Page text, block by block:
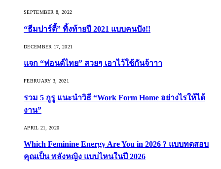
SEPTEMBER 8, 2022
“ธีมปาร์ตี้” ทิ้งท้ายปี 2021 แบบคนปัง!!
DECEMBER 17, 2021
แจก “ฟอนต์ไทย” สวยๆ เอาไว้ใช้กันจ้าาา
FEBRUARY 3, 2021
รวม 5 กูรู แนะนำวิธี “Work Form Home อย่างไรให้ได้
งาน”
APRIL 21, 2020
Which Feminine Energy Are You in 2026 ? แบบทดสอบ
คุณเป็น พลังหญิง แบบไหนในปี 2026